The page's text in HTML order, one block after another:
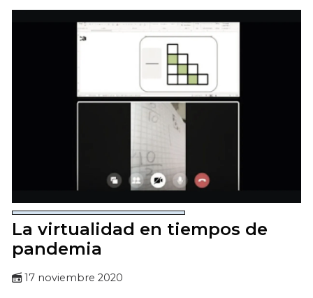
La virtualidad en tiempos de
pandemia
17 noviembre 2020